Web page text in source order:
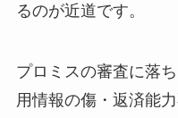
るのが近道です。
プロミスの審査に落
用情報の傷・返済能